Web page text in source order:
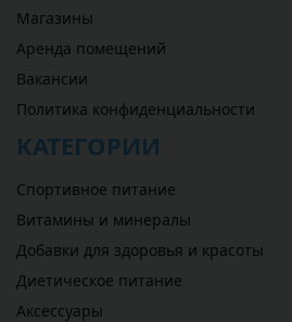
Магазины
Аренда помещений
Вакансии
Политика конфиденциальности
КАТЕГОРИИ
Спортивное питание
Витамины и минералы
Добавки для здоровья и красоты
Диетическое питание
Аксессуары